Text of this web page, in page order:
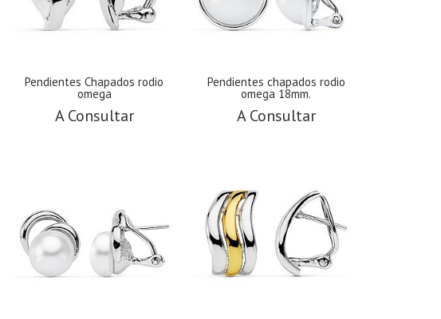
Pendientes Chapados rodio
omega
A Consultar
Pendientes chapados rodio
omega 18mm.
A Consultar